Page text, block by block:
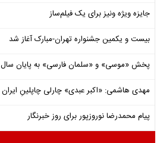
جایزه ویژه ونیز برای یک فیلم‌ساز
بیست و یکمین جشنواره تهران-مبارک آغاز شد
پخش «موسی» و «سلمان فارسی» به پایان
مهدی هاشمی: «اکبر عبدی» چارلی چاپلینِ ایران
پیام محمدرضا نوروزپور برای روز خبرنگار